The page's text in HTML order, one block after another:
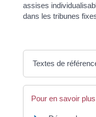
assises
dans les tribunes
Textes de
Pour en savoir plus